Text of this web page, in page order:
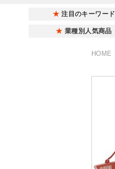
注目のキーワード
業種別人気商品
HOME